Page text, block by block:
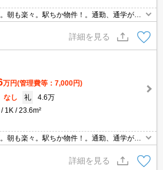
朝も楽々。駅ちか物件！。通勤、通学がス
生活環境。過ごしやすい生活環境が整って
詳細を見る
万円(管理費等：7,000円)
なし 礼
4.6万
1K 23.6m²
朝も楽々。駅ちか物件！。通勤、通学がス
生活環境。
詳細を見る